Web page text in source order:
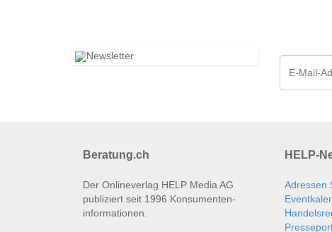
Beratung.ch
Der Onlineverlag HELP Media AG
publiziert seit 1996 Konsumenten­
informationen.
HELP-
Adressen